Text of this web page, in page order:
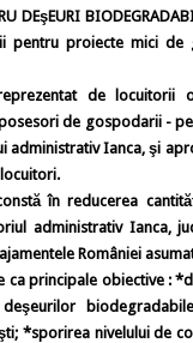
DEşEURI
pentru proiecte mici
de locuitorii
de gospodarii -
administrativ Ianca, şi
în reducerea
administrativ Ianca,
României
ca principale obiective :
*sporirea nivelului de